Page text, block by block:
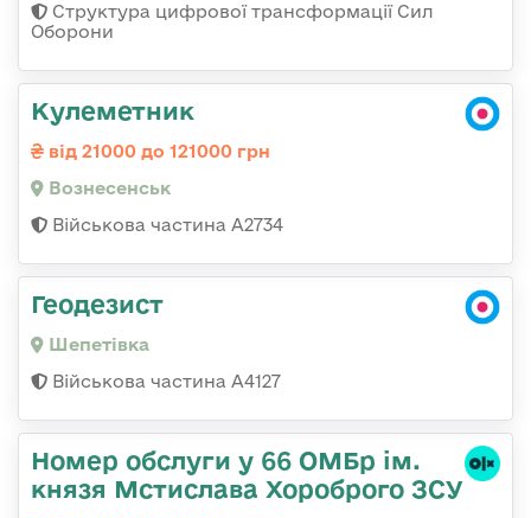
Структура цифрової трансформації Сил
Оборони
Кулеметник
від 21000 до 121000 грн
Вознесенськ
Військова частина А2734
Геодезист
Шепетівка
Військова частина А4127
Номер обслуги у 66 ОМБр ім.
князя Мстислава Хороброго ЗСУ